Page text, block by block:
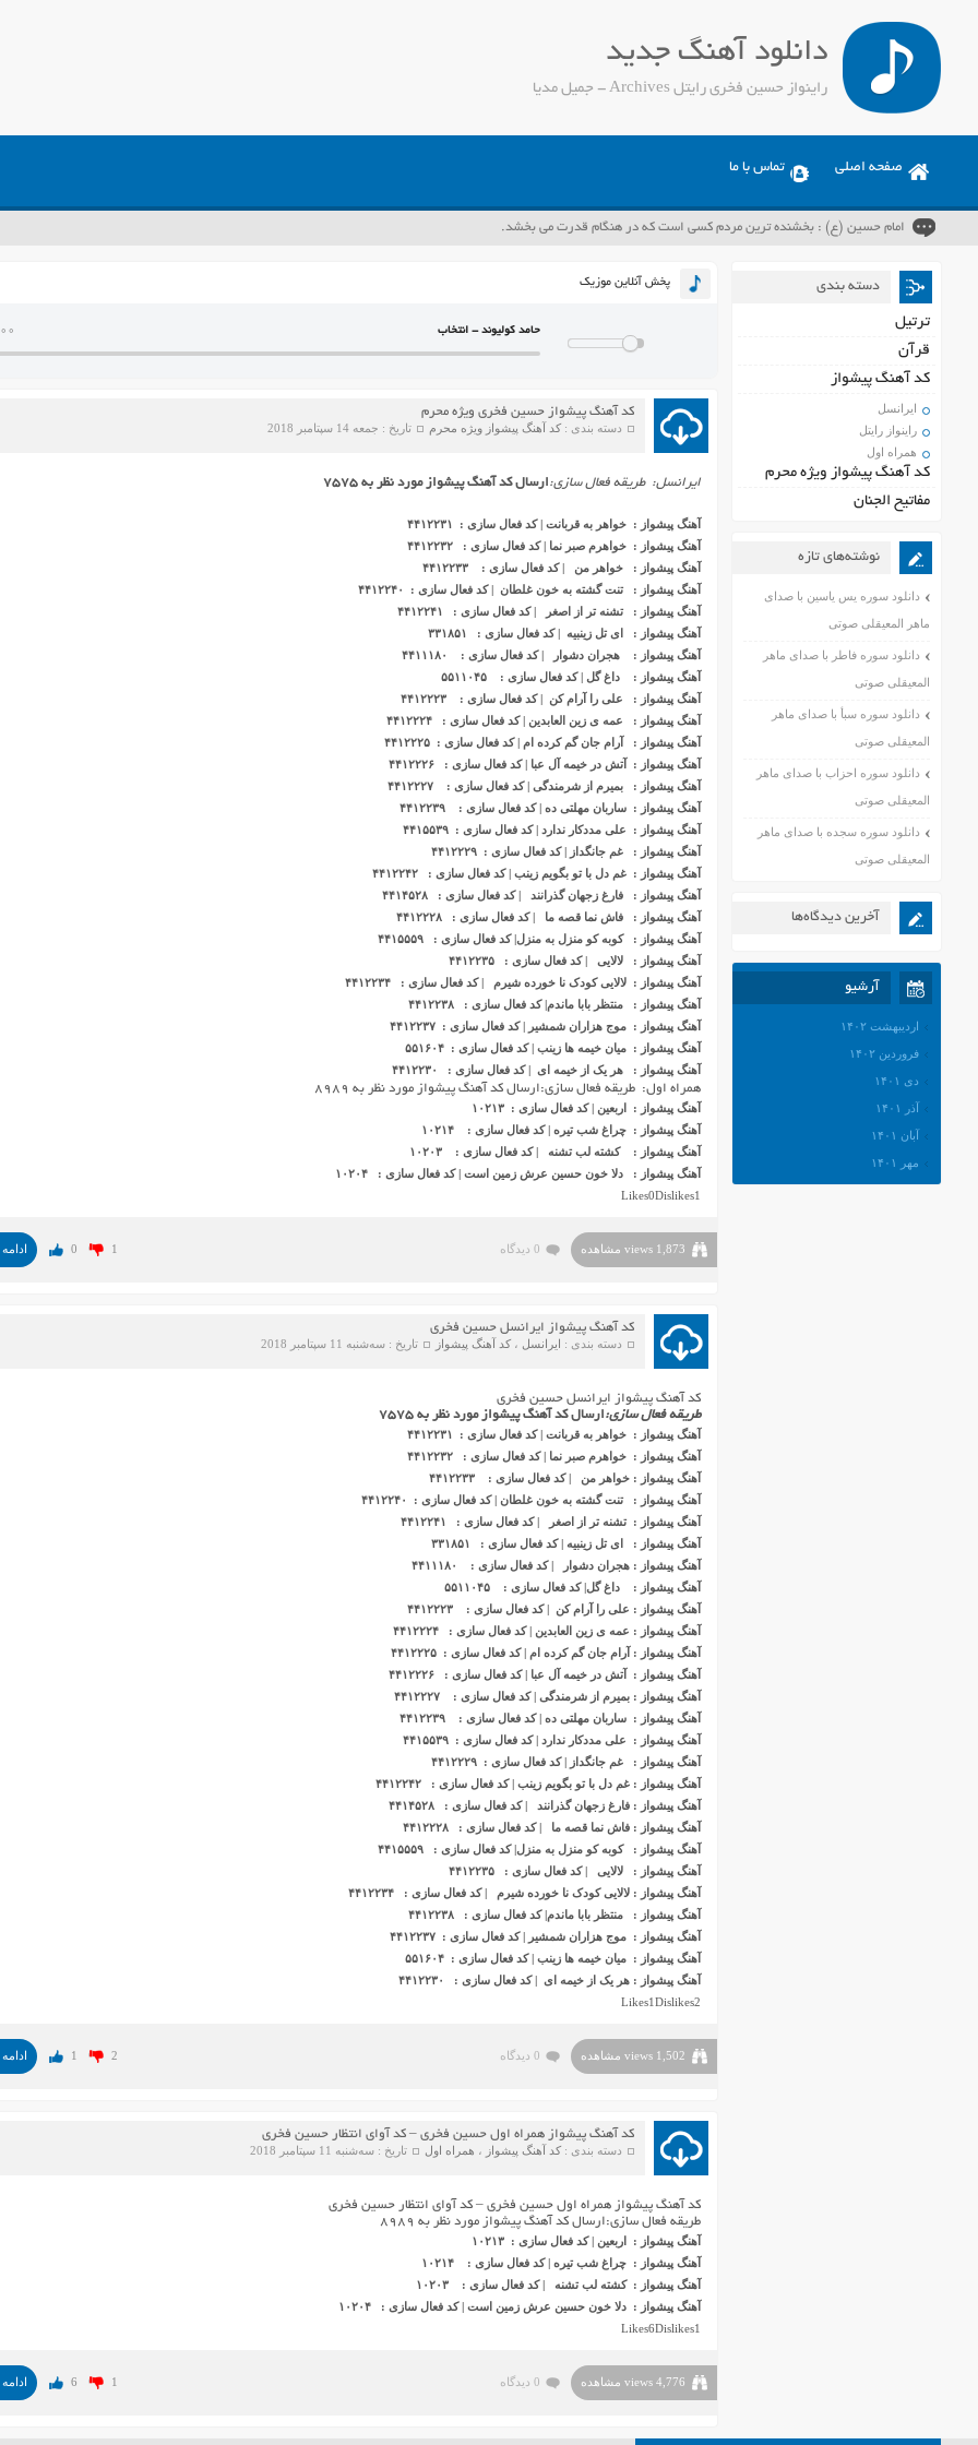
دانلود آهنگ جدید
راینواز حسین فخری رایتل Archives - جمیل مدیا
صفحه اصلی تماس با ما
امام حسین (ع) : بخشنده ترین مردم کسی است که در هنگام قدرت می بخشد.
پخش آنلاین موزیک
حامد کولیوند - انتخاب
کد آهنگ پیشواز حسین فخری ویژه محرم
دسته بندی : کد آهنگ پیشواز ویژه محرم تاریخ : جمعه 14 سپتامبر 2018
ایرانسل: طریقه فعال سازی:ارسال کد آهنگ پیشواز مورد نظر به ۷۵۷۵
آهنگ پیشواز : خواهر به قربانت | کد فعال سازی : ۴۴١٢٢٣١
آهنگ پیشواز : خواهرم صبر نما | کد فعال سازی : ۴۴١٢٢٣٢
آهنگ پیشواز : خواهر من | کد فعال سازی : ۴۴١٢٢٣٣
آهنگ پیشواز : تنت گشته به خون غلطان | کد فعال سازی : ۴۴١٢٢۴٠
آهنگ پیشواز : تشنه تر از اصغر | کد فعال سازی : ۴۴١٢٢۴١
آهنگ پیشواز : ای تل زینبیه | کد فعال سازی : ۳۳۱۸۵۱
آهنگ پیشواز : هجران دشوار | کد فعال سازی : ۴۴۱۱۱۸۰
آهنگ پیشواز : داغ گل | کد فعال سازی : ۵۵۱۱۰۴۵
آهنگ پیشواز : علی را آرام کن | کد فعال سازی : ۴۴۱۲۲۲۳
آهنگ پیشواز : عمه ی زین العابدین | کد فعال سازی : ۴۴۱۲۲۲۴
آهنگ پیشواز : آرام جان گم کرده ام | کد فعال سازی : ۴۴۱۲۲۲۵
آهنگ پیشواز : آتش در خیمه آل عبا | کد فعال سازی : ۴۴۱۲۲۲۶
آهنگ پیشواز : بمیرم از شرمندگی | کد فعال سازی : ۴۴۱۲۲۲۷
آهنگ پیشواز : ساربان مهلتی ده | کد فعال سازی : ۴۴۱۲۲۳۹
آهنگ پیشواز : علی مددکار ندارد | کد فعال سازی : ۴۴۱۵۵۳۹
آهنگ پیشواز : غم جانگداز | کد فعال سازی : ۴۴۱۲۲۲۹
آهنگ پیشواز : غم دل با تو بگویم زینب | کد فعال سازی : ۴۴۱۲۲۴۲
آهنگ پیشواز : فارغ زجهان گذرانند | کد فعال سازی : ۴۴۱۴۵۲۸
آهنگ پیشواز : فاش نما قصه ما | کد فعال سازی : ۴۴۱۲۲۲۸
آهنگ پیشواز : کوبه کو منزل به منزل| کد فعال سازی : ۴۴۱۵۵۵۹
آهنگ پیشواز : لالایی | کد فعال سازی : ۴۴۱۲۲۳۵
آهنگ پیشواز : لالایی کودک نا خورده شیرم | کد فعال سازی : ۴۴۱۲۲۳۴
آهنگ پیشواز : منتظر بابا ماندم| کد فعال سازی : ۴۴۱۲۲۳۸
آهنگ پیشواز : موج هزاران شمشیر | کد فعال سازی : ۴۴۱۲۲۳۷
آهنگ پیشواز : میان خیمه ها زینب | کد فعال سازی : ۵۵۱۶۰۴
آهنگ پیشواز : هر یک از خیمه ای | کد فعال سازی : ۴۴۱۲۲۳۰
همراه اول: طریقه فعال سازی:ارسال کد آهنگ پیشواز مورد نظر به ۸۹۸۹
آهنگ پیشواز : اربعین | کد فعال سازی : ۱۰۲۱۳
آهنگ پیشواز : چراغ شب تیره | کد فعال سازی : ۱۰۲۱۴
آهنگ پیشواز : کشته لب تشنه | کد فعال سازی : ۱۰۲۰۳
آهنگ پیشواز : دلا خون حسین عرش زمین است | کد فعال سازی : ۱۰۲۰۴
Likes0Dislikes1
1,873 views مشاهده 0 دیدگاه 0 1
کد آهنگ پیشواز ایرانسل حسین فخری
دسته بندی : ایرانسل ، کد آهنگ پیشواز تاریخ : سه‌شنبه 11 سپتامبر 2018
کد آهنگ پیشواز ایرانسل حسین فخری
طریقه فعال سازی:ارسال کد آهنگ پیشواز مورد نظر به ۷۵۷۵
آهنگ پیشواز : خواهر به قربانت | کد فعال سازی : ۴۴١٢٢٣١
آهنگ پیشواز : خواهرم صبر نما | کد فعال سازی : ۴۴١٢٢٣٢
آهنگ پیشواز : خواهر من | کد فعال سازی : ۴۴١٢٢٣٣
آهنگ پیشواز : تنت گشته به خون غلطان | کد فعال سازی : ۴۴١٢٢۴٠
آهنگ پیشواز : تشنه تر از اصغر | کد فعال سازی : ۴۴١٢٢۴١
آهنگ پیشواز : ای تل زینبیه | کد فعال سازی : ۳۳۱۸۵۱
آهنگ پیشواز : هجران دشوار | کد فعال سازی : ۴۴۱۱۱۸۰
آهنگ پیشواز : داغ گل| کد فعال سازی : ۵۵۱۱۰۴۵
آهنگ پیشواز : علی را آرام کن | کد فعال سازی : ۴۴۱۲۲۲۳
آهنگ پیشواز : عمه ی زین العابدین | کد فعال سازی : ۴۴۱۲۲۲۴
آهنگ پیشواز : آرام جان گم کرده ام | کد فعال سازی : ۴۴۱۲۲۲۵
آهنگ پیشواز : آتش در خیمه آل عبا | کد فعال سازی : ۴۴۱۲۲۲۶
آهنگ پیشواز : بمیرم از شرمندگی | کد فعال سازی : ۴۴۱۲۲۲۷
آهنگ پیشواز : ساربان مهلتی ده | کد فعال سازی : ۴۴۱۲۲۳۹
آهنگ پیشواز : علی مددکار ندارد | کد فعال سازی : ۴۴۱۵۵۳۹
آهنگ پیشواز : غم جانگداز | کد فعال سازی : ۴۴۱۲۲۲۹
آهنگ پیشواز : غم دل با تو بگویم زینب | کد فعال سازی : ۴۴۱۲۲۴۲
آهنگ پیشواز : فارغ زجهان گذرانند | کد فعال سازی : ۴۴۱۴۵۲۸
آهنگ پیشواز : فاش نما قصه ما | کد فعال سازی : ۴۴۱۲۲۲۸
آهنگ پیشواز : کوبه کو منزل به منزل| کد فعال سازی : ۴۴۱۵۵۵۹
آهنگ پیشواز : لالایی | کد فعال سازی : ۴۴۱۲۲۳۵
آهنگ پیشواز : لالایی کودک نا خورده شیرم | کد فعال سازی : ۴۴۱۲۲۳۴
آهنگ پیشواز : منتظر بابا ماندم| کد فعال سازی : ۴۴۱۲۲۳۸
آهنگ پیشواز : موج هزاران شمشیر | کد فعال سازی : ۴۴۱۲۲۳۷
آهنگ پیشواز : میان خیمه ها زینب | کد فعال سازی : ۵۵۱۶۰۴
آهنگ پیشواز : هر یک از خیمه ای | کد فعال سازی : ۴۴۱۲۲۳۰
Likes1Dislikes2
1,502 views مشاهده 0 دیدگاه 1 2
کد آهنگ پیشواز همراه اول حسین فخری – کد آوای انتظار حسین فخری
دسته بندی : کد آهنگ پیشواز ، همراه اول تاریخ : سه‌شنبه 11 سپتامبر 2018
کد آهنگ پیشواز همراه اول حسین فخری – کد آوای انتظار حسین فخری
طریقه فعال سازی:ارسال کد آهنگ پیشواز مورد نظر به ۸۹۸۹
آهنگ پیشواز : اربعین | کد فعال سازی : ۱۰۲۱۳
آهنگ پیشواز : چراغ شب تیره | کد فعال سازی : ۱۰۲۱۴
آهنگ پیشواز : کشته لب تشنه | کد فعال سازی : ۱۰۲۰۳
آهنگ پیشواز : دلا خون حسین عرش زمین است | کد فعال سازی : ۱۰۲۰۴
Likes6Dislikes1
4,776 views مشاهده 0 دیدگاه 6 1
دسته بندی
ترتیل
قرآن
کد آهنگ پیشواز
ایرانسل
راینواز رایتل
همراه اول
کد آهنگ پیشواز ویژه محرم
مفاتیح الجنان
نوشته‌های تازه
دانلود سوره یس یاسین با صدای
ماهر المعیقلی صوتی
دانلود سوره فاطر با صدای ماهر
المعیقلی صوتی
دانلود سوره سبأ با صدای ماهر
المعیقلی صوتی
دانلود سوره احزاب با صدای ماهر
المعیقلی صوتی
دانلود سوره سجده با صدای ماهر
المعیقلی صوتی
آخرین دیدگاه‌ها
آرشیو
اردیبهشت ۱۴۰۲
فروردین ۱۴۰۲
دی ۱۴۰۱
آذر ۱۴۰۱
آبان ۱۴۰۱
مهر ۱۴۰۱